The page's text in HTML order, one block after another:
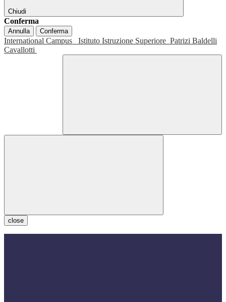
Chiudi
Conferma
Annulla Conferma
International Campus Istituto Istruzione Superiore Patrizi Baldelli
Cavallotti
close